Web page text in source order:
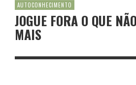
AUTOCONHECIMENTO
JOGUE FORA O QUE
MAIS